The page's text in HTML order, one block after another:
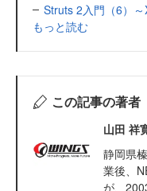
Struts 2入門（6）
もっと読む
この記事の著者
山田 祥
静岡県
業後、
が、